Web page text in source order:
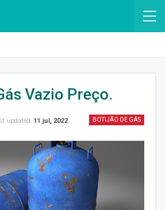
Vazio Preço.
BOTIJÃO DE GÁS
updated 11 jul, 2022